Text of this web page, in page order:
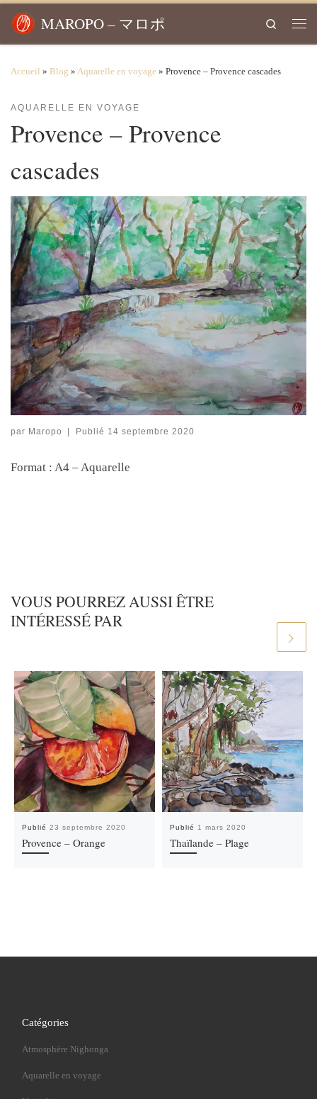
Passer au contenu
MAROPO – マロポ
Search
Accueil » Blog » Aquarelle en voyage » Provence – Provence cascades
AQUARELLE EN VOYAGE
Provence – Provence
cascades
par Maropo | Publié 14 septembre 2020
Format : A4 – Aquarelle
VOUS POURREZ AUSSI ÊTRE
INTÉRESSÉ PAR
Publié 23 septembre 2020
Provence – Orange
Publié 1 mars 2020
Thaïlande – Plage
Catégories
Atmosphère Nighonga
Aquarelle en voyage